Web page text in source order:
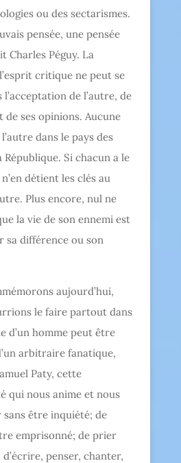
ou des sectarismes.
pensée, une pensée
Charles Péguy. La
critique ne peut se
de l’autre, de
de ses opinions. Aucune
dans le pays des
République. Si chacun a le
détient les clés au
Plus encore, nul ne
la vie de son ennemi est
sa différence ou son
aujourd’hui,
le faire partout dans
d’un homme peut être
arbitraire fanatique,
Paty, cette
qui nous anime et nous
être inquiété; de
emprisonné; de prier
penser, chanter,